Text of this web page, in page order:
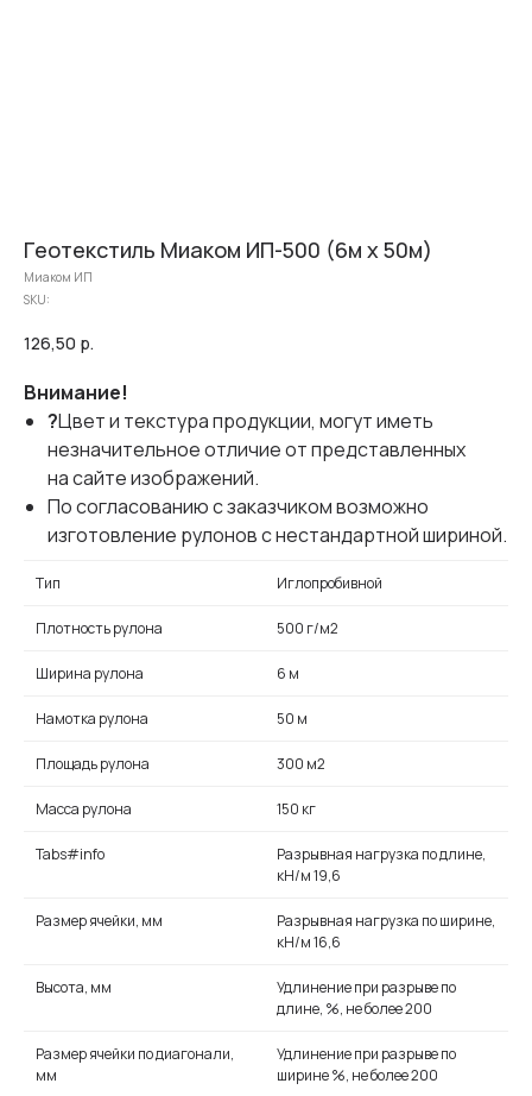
Геотекстиль Миаком ИП-500 (6м х 50м)
Миаком ИП
SKU:
126,50 р.
Внимание!
?Цвет и текстура продукции, могут иметь
незначительное отличие от представленных
на сайте изображений.
По согласованию с заказчиком возможно
изготовление рулонов с нестандартной шириной.
Тип Иглопробивной
Плотность рулона 500 г/м2
Ширина рулона 6 м
Намотка рулона 50 м
Площадь рулона 300 м2
Масса рулона 150 кг
Tabs#info
Разрывная нагрузка по длине,
кН/м 19,6
Размер ячейки, мм
Разрывная нагрузка по ширине,
кН/м 16,6
Высота, мм
Удлинение при разрыве по
длине, %, не более 200
Размер ячейки по диагонали,
мм
Удлинение при разрыве по
ширине %, не более 200